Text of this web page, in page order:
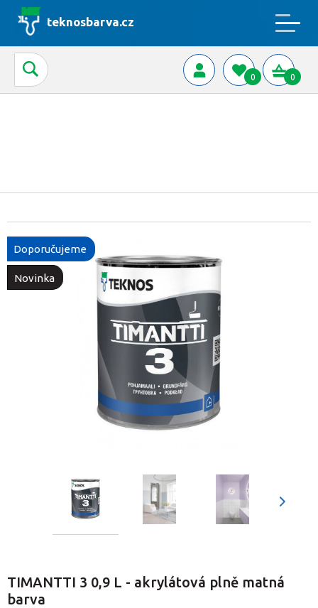
teknosbarva.cz
0 0
Doporučujeme
Novinka
TIMANTTI 3 0,9 L - akrylátová plně matná
barva